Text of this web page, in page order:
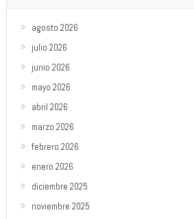
agosto 2026
julio 2026
junio 2026
mayo 2026
abril 2026
marzo 2026
febrero 2026
enero 2026
diciembre 2025
noviembre 2025